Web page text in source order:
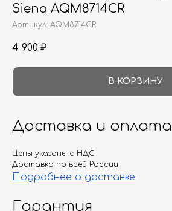
Siena AQM8714CR
Артикул: AQM8714CR
4 900 ₽
В КОРЗИНУ
Доставка и оплата
Цены указаны с НДС
Доставка по всей России
Подробнее о доставке.
Гарантия